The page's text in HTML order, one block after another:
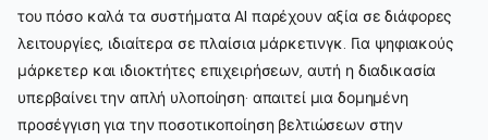
του πόσο καλά τα συστήματα AI παρέχουν αξία σε διάφορες
λειτουργίες, ιδιαίτερα σε πλαίσια μάρκετινγκ. Για ψηφιακούς
μάρκετερ και ιδιοκτήτες επιχειρήσεων, αυτή η διαδικασία
υπερβαίνει την απλή υλοποίηση· απαιτεί μια δομημένη
προσέγγιση για την ποσοτικοποίηση βελτιώσεων στην